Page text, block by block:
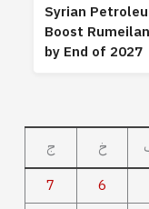
Syrian
Boost
by End of 2027
خ
ج
6
7